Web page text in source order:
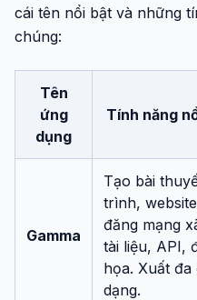
cái tên nổi bật và những
chúng:
Tên
ứng
dụng
Tính năng
Gamma
Tạo bài
trình,
đăng mạng
tài liệu, API,
họa. Xuất đa
dạng.